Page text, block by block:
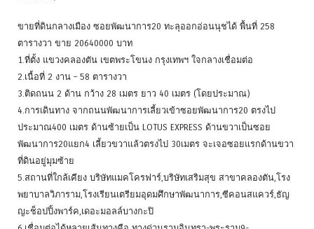
ขายที่ดินกลางเมือง ซอยพัฒนาการ20 ทะลุออกอ่อนนุชได้ พื้นที่ 258
ตารางวา ขาย 20640000 บาท
1.ที่ตั้ง แขวงคลองตัน เขตพระโขนง กรุงเทพฯ ใจกลางเชื่อมต่อ
2.เนื้อที่ 2 งาน – 58 ตารางวา
3.ติดถนน 2 ด้าน กว้าง 28 เมตร ยาว 40 เมตร (โดยประมาณ)
4.การเดินทาง จากถนนพัฒนาการเลี้ยวเข้าซอยพัฒนาการ20 ตรงไป
ประมาณ400 เมตร ด้านซ้ายเป็น LOTUS EXPRESS ด้านขวาเป็นซอย
พัฒนาการ20แยก4 เลี้ยวขวาแล้วตรงไป 30เมตร จะเจอซอยแรกด้านขวา
ที่ดินอยู่มุมซ้าย
5.สถานที่ใกล้เคียง บริษัทแมคโครฟาร์,บริษัทเสริมสุข สาขาคลองตัน,โรง
พยาบาลวิภาราม,โรงเรียนเตรียมอุดมศึกษาพัฒนาการ,ซีคอนสแควร์,ธัญ
ญะช็อปปิ้งพาร์ค,เดอะมอลล์บางกะปิ